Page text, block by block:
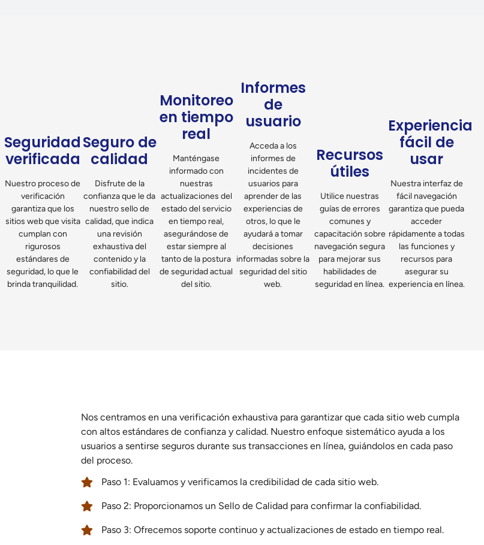
Seguridad
verificada
Nuestro proceso de
verificación
garantiza que los
sitios web que visita
cumplan con
rigurosos
estándares de
seguridad, lo que le
brinda tranquilidad.
Seguro de
calidad
Disfrute de la
confianza que le da
nuestro sello de
calidad, que indica
una revisión
exhaustiva del
contenido y la
confiabilidad del
sitio.
Monitoreo
en tiempo
real
Manténgase
informado con
nuestras
actualizaciones del
estado del servicio
en tiempo real,
asegurándose de
estar siempre al
tanto de la postura
de seguridad actual
del sitio.
Informes
de
usuario
Acceda a los
informes de
incidentes de
usuarios para
aprender de las
experiencias de
otros, lo que le
ayudará a tomar
decisiones
informadas sobre la
seguridad del sitio
web.
Recursos
útiles
Utilice nuestras
guías de errores
comunes y
capacitación sobre
navegación segura
para mejorar sus
habilidades de
seguridad en línea.
Experiencia
fácil de
usar
Nuestra interfaz de
fácil navegación
garantiza que pueda
acceder
rápidamente a todas
las funciones y
recursos para
asegurar su
experiencia en línea.
Nos centramos en una verificación exhaustiva para garantizar que cada sitio web cumpla
con altos estándares de confianza y calidad. Nuestro enfoque sistemático ayuda a los
usuarios a sentirse seguros durante sus transacciones en línea, guiándolos en cada paso
del proceso.
Paso 1: Evaluamos y verificamos la credibilidad de cada sitio web.
Paso 2: Proporcionamos un Sello de Calidad para confirmar la confiabilidad.
Paso 3: Ofrecemos soporte continuo y actualizaciones de estado en tiempo real.